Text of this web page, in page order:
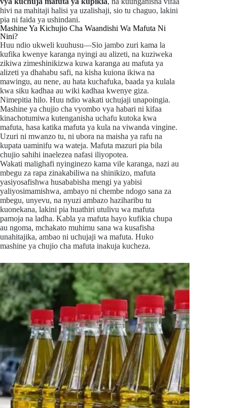
hivi na mahitaji halisi ya uzalishaji, sio tu chaguo, lakini
pia ni faida ya ushindani.
Mashine Ya Kichujio Cha Waandishi Wa Mafuta Ni
Nini?
Huu ndio ukweli kuuhusu—Sio jambo zuri kama la
kufika kwenye karanga nyingi au alizeti, na kuziweka
zikiwa zimeshinikizwa kuwa karanga au mafuta ya
alizeti ya dhahabu safi, na kisha kuiona ikiwa na
mawingu, au nene, au hata kuchafuka, baada ya kulala
kwa siku kadhaa au wiki kadhaa kwenye giza.
Nimepitia hilo. Huu ndio wakati uchujaji unapoingia.
Mashine ya chujio cha vyombo vya habari ni kifaa
kinachotumiwa kutenganisha uchafu kutoka kwa
mafuta, hasa katika mafuta ya kula na viwanda vingine.
Uzuri ni mwanzo tu, ni ubora na maisha ya rafu na
kupata uaminifu wa wateja. Mafuta mazuri pia bila
chujio sahihi inaelezea nafasi iliyopotea.
Wakati malighafi nyinginezo kama vile karanga, nazi au
mbegu za rapa zinakabiliwa na shinikizo, mafuta
yasiyosafishwa husababisha mengi ya yabisi
yaliyosimamishwa, ambayo ni chembe ndogo sana za
mbegu, unyevu, na nyuzi ambazo haziharibu tu
kuonekana, lakini pia huathiri utulivu wa mafuta
pamoja na ladha. Kabla ya mafuta hayo kufikia chupa
au ngoma, mchakato muhimu sana wa kusafisha
unahitajika, ambao ni uchujaji wa mafuta. Huko
mashine ya chujio cha mafuta inakuja kucheza.